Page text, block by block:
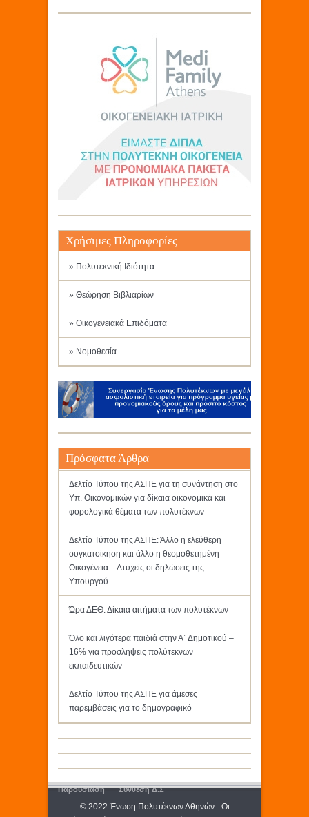
Χρήσιμες Πληροφορίες
» Πολυτεκνική Ιδιότητα
» Θεώρηση Βιβλιαρίων
» Οικογενειακά Επιδόματα
» Νομοθεσία
Πρόσφατα Άρθρα
Δελτίο Τύπου της ΑΣΠΕ για τη συνάντηση στο
Υπ. Οικονομικών για δίκαια οικονομικά και
φορολογικά θέματα των πολυτέκνων
Δελτίο Τύπου της ΑΣΠΕ: Άλλο η ελεύθερη
συγκατοίκηση και άλλο η θεσμοθετημένη
Οικογένεια – Ατυχείς οι δηλώσεις της
Υπουργού
Ώρα ΔΕΘ: Δίκαια αιτήματα των πολυτέκνων
Όλο και λιγότερα παιδιά στην Α΄ Δημοτικού –
16% για προσλήψεις πολύτεκνων
εκπαιδευτικών
Δελτίο Τύπου της ΑΣΠΕ για άμεσες
παρεμβάσεις για το δημογραφικό
Παρουσίαση Σύνθεση Δ.Σ
© 2022 Ένωση Πολυτέκνων Αθηνών - Οι